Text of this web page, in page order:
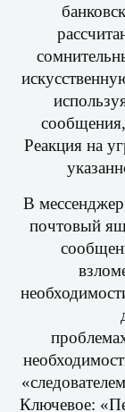
Реакция на
В
почтовый
Ключевое: